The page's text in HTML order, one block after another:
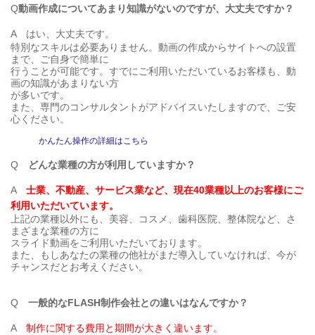
Q動画作成についてあまり知識がないのですが、大丈夫ですか？
A はい、大丈夫です。
特別なスキルは必要ありません。動画の作成からサイトへの設置
まで、ご自身で簡単に
行うことが可能です。すでにご利用いただいているお客様も、動
画の知識があまりない方
が多いです。
また、専門のコンサルタントがアドバイスいたしますので、ご安
心ください。
かんたん操作の詳細はこちら
Q どんな業種の方が利用していますか？
A 士業、不動産、サービス業など、現在40業種以上のお客様にご
利用いただいています。
上記の業種以外にも、美容、コスメ、歯科医院、整体院など、さ
まざまな業種の方に
スライド動画をご利用いただいております。
また、もしあなたの業種の他社がまだ導入していなければ、今が
チャンスだとお考えください。
Q 一般的なFLASH制作会社との違いはなんですか？
A 制作に関する費用と期間が大きく違います。